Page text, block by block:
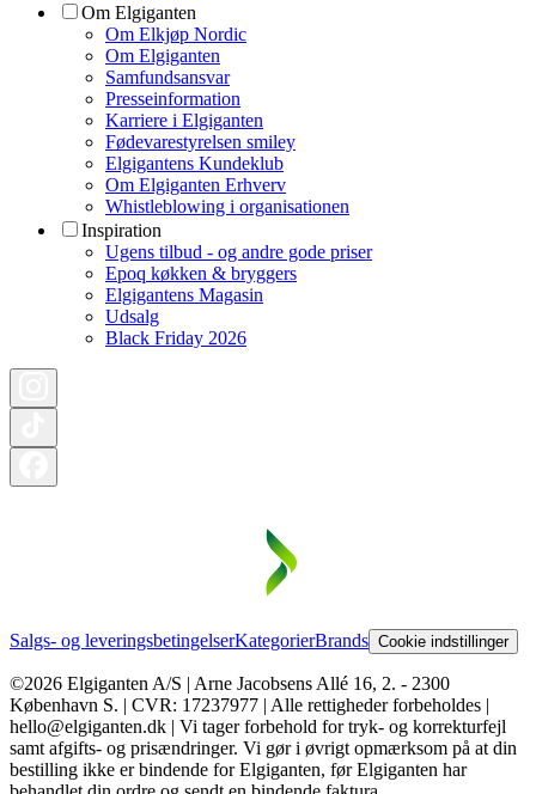
Om Elgiganten
Om Elkjøp Nordic
Om Elgiganten
Samfundsansvar
Presseinformation
Karriere i Elgiganten
Fødevarestyrelsen smiley
Elgigantens Kundeklub
Om Elgiganten Erhverv
Whistleblowing i organisationen
Inspiration
Ugens tilbud - og andre gode priser
Epoq køkken & bryggers
Elgigantens Magasin
Udsalg
Black Friday 2026
Salgs- og leveringsbetingelserKategorierBrands Cookie indstillinger
©2026 Elgiganten A/S | Arne Jacobsens Allé 16, 2. - 2300
København S. | CVR: 17237977 | Alle rettigheder forbeholdes |
hello@elgiganten.dk | Vi tager forbehold for tryk- og korrekturfejl
samt afgifts- og prisændringer. Vi gør i øvrigt opmærksom på at din
bestilling ikke er bindende for Elgiganten, før Elgiganten har